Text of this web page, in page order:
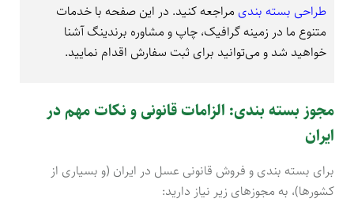
طراحی بسته بندی مراجعه کنید. در این صفحه با خدمات
متنوع ما در زمینه گرافیک، چاپ و مشاوره برندینگ آشنا
خواهید شد و می‌توانید برای ثبت سفارش اقدام نمایید.
مجوز بسته‌ بندی: الزامات قانونی و نکات مهم در
ایران
برای بسته‌ بندی و فروش قانونی عسل در ایران (و بسیاری از
کشورها)، به مجوزهای زیر نیاز دارید: